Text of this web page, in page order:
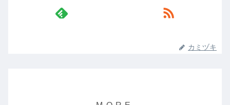
カミヅキ